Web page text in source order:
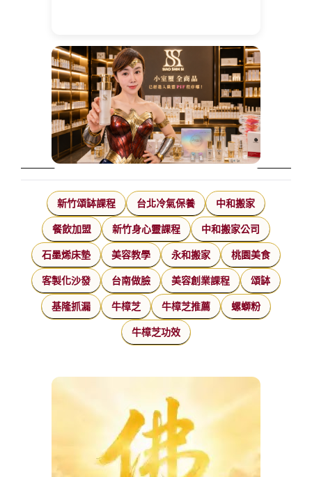
新竹頌缽課程 台北冷氣保養 中和搬家
餐飲加盟 新竹身心靈課程 中和搬家公司
石墨烯床墊 美容教學 永和搬家 桃園美食
客製化沙發 台南做臉 美容創業課程 頌缽
基隆抓漏 牛樟芝 牛樟芝推薦 螺螄粉
牛樟芝功效